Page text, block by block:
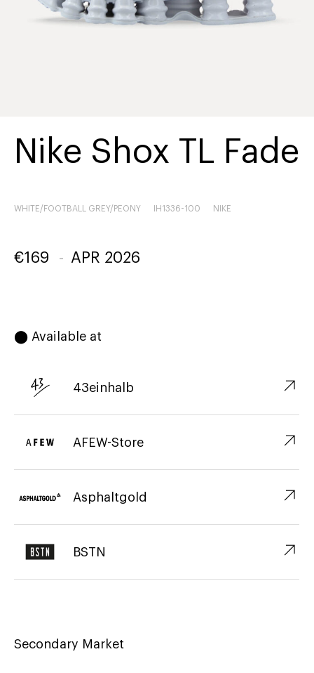
Nike Shox TL Fade
WHITE/FOOTBALL GREY/PEONY IH1336-100 NIKE
€169 - APR 2026
⬤ Available at
43einhalb ↗︎
AFEW-Store ↗︎
Asphaltgold ↗︎
BSTN ↗︎
Secondary Market